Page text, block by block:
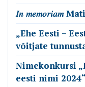
𝐼𝑛 𝑚𝑒𝑚𝑜𝑟𝑖𝑎𝑚
„Ehe Eesti –
võitjate
Nimekonkursi
eesti nimi